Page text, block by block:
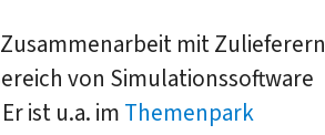
mit Zulieferern
von Simulationssoftware
ist u.a. im Themenpark